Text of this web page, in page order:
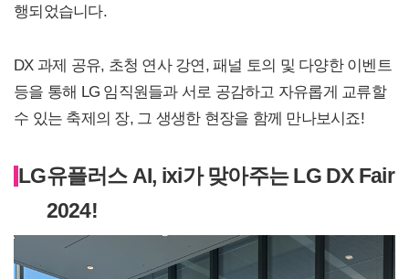
행되었습니다.
DX 과제 공유, 초청 연사 강연, 패널 토의 및 다양한 이벤트
등을 통해 LG 임직원들과 서로 공감하고 자유롭게 교류할
수 있는 축제의 장, 그 생생한 현장을 함께 만나보시죠!
LG유플러스 AI, ixi가 맞아주는 LG DX Fair
2024!